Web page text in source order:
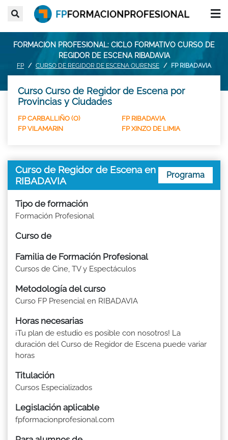
FORMACION PROFESIONAL: CICLO FORMATIVO CURSO DE
REGIDOR DE ESCENA RIBADAVIA
FP CURSO DE REGIDOR DE ESCENA OURENSE FP RIBADAVIA
Curso Curso de Regidor de Escena por
Provincias y Ciudades
FP CARBALLIÑO (O)
FP RIBADAVIA
FP VILAMARIN
FP XINZO DE LIMIA
Curso de Regidor de Escena en
RIBADAVIA
Programa
Tipo de formación
Formación Profesional
Curso de
Familia de Formación Profesional
Cursos de Cine, TV y Espectáculos
Metodología del curso
Curso FP Presencial en RIBADAVIA
Horas necesarias
¡Tu plan de estudio es posible con nosotros! La
duración del Curso de Regidor de Escena puede variar
horas
Titulación
Cursos Especializados
Legislación aplicable
fpformacionprofesional.com